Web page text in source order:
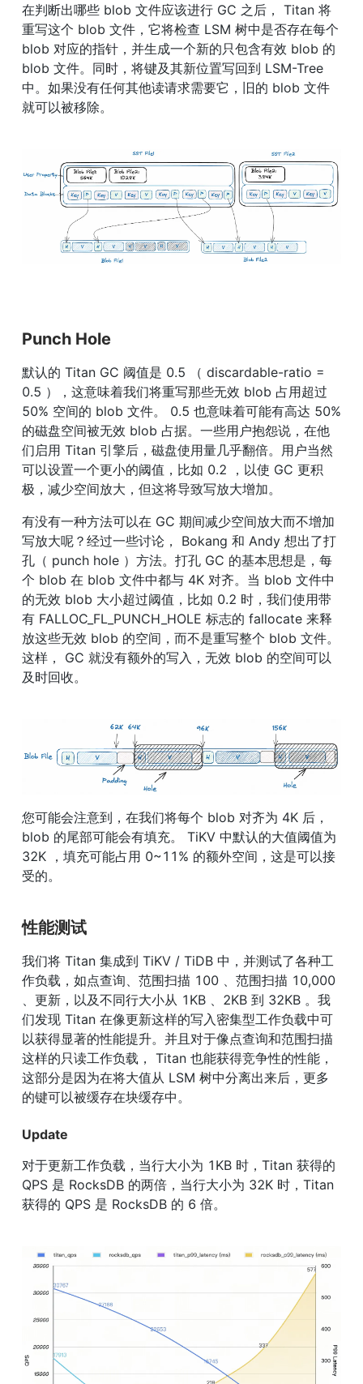
在判断出哪些 blob 文件应该进行 GC 之后， Titan 将
重写这个 blob 文件，它将检查 LSM 树中是否存在每个
blob 对应的指针，并生成一个新的只包含有效 blob 的
blob 文件。同时，将键及其新位置写回到 LSM-Tree
中。如果没有任何其他读请求需要它，旧的 blob 文件
就可以被移除。
Punch Hole
默认的 Titan GC 阈值是 0.5 （ discardable-ratio =
0.5 ），这意味着我们将重写那些无效 blob 占用超过
50% 空间的 blob 文件。 0.5 也意味着可能有高达 50%
的磁盘空间被无效 blob 占据。一些用户抱怨说，在他
们启用 Titan 引擎后，磁盘使用量几乎翻倍。用户当然
可以设置一个更小的阈值，比如 0.2 ，以使 GC 更积
极，减少空间放大，但这将导致写放大增加。
有没有一种方法可以在 GC 期间减少空间放大而不增加
写放大呢？经过一些讨论， Bokang 和 Andy 想出了打
孔（ punch hole ）方法。打孔 GC 的基本思想是，每
个 blob 在 blob 文件中都与 4K 对齐。当 blob 文件中
的无效 blob 大小超过阈值，比如 0.2 时，我们使用带
有 FALLOC_FL_PUNCH_HOLE 标志的 fallocate 来释
放这些无效 blob 的空间，而不是重写整个 blob 文件。
这样， GC 就没有额外的写入，无效 blob 的空间可以
及时回收。
您可能会注意到，在我们将每个 blob 对齐为 4K 后，
blob 的尾部可能会有填充。 TiKV 中默认的大值阈值为
32K ，填充可能占用 0~11% 的额外空间，这是可以接
受的。
性能测试
我们将 Titan 集成到 TiKV / TiDB 中，并测试了各种工
作负载，如点查询、范围扫描 100 、范围扫描 10,000
、更新，以及不同行大小从 1KB 、2KB 到 32KB 。我
们发现 Titan 在像更新这样的写入密集型工作负载中可
以获得显著的性能提升。并且对于像点查询和范围扫描
这样的只读工作负载， Titan 也能获得竞争性的性能，
这部分是因为在将大值从 LSM 树中分离出来后，更多
的键可以被缓存在块缓存中。
Update
对于更新工作负载，当行大小为 1KB 时，Titan 获得的
QPS 是 RocksDB 的两倍，当行大小为 32K 时，Titan
获得的 QPS 是 RocksDB 的 6 倍。